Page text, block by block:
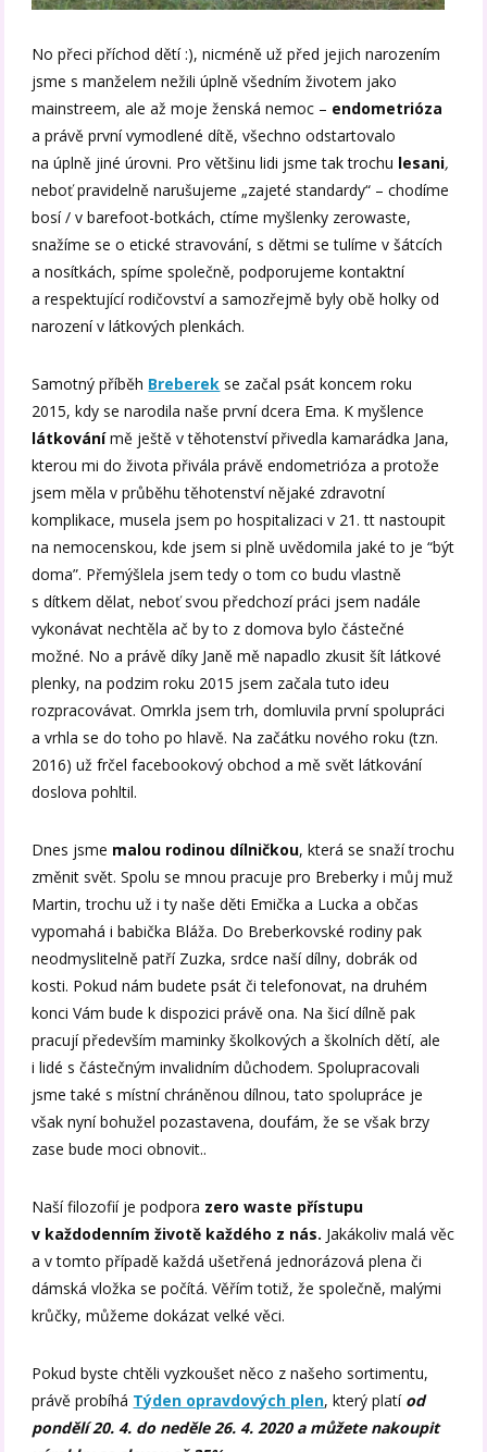
No přeci příchod dětí :), nicméně už před jejich narozením
jsme s manželem nežili úplně všedním životem jako
mainstreem, ale až moje ženská nemoc – endometrióza
a právě první vymodlené dítě, všechno odstartovalo
na úplně jiné úrovni. Pro většinu lidi jsme tak trochu lesani,
neboť pravidelně narušujeme „zajeté standardy“ – chodíme
bosí / v barefoot-botkách, ctíme myšlenky zerowaste,
snažíme se o etické stravování, s dětmi se tulíme v šátcích
a nosítkách, spíme společně, podporujeme kontaktní
a respektující rodičovství a samozřejmě byly obě holky od
narození v látkových plenkách.
Samotný příběh Breberek se začal psát koncem roku
2015, kdy se narodila naše první dcera Ema. K myšlence
látkovánímě ještě v těhotenství přivedla kamarádka Jana,
kterou mi do života přivála právě endometrióza a protože
jsem měla v průběhu těhotenství nějaké zdravotní
komplikace, musela jsem po hospitalizaci v 21. tt nastoupit
na nemocenskou, kde jsem si plně uvědomila jaké to je “být
doma”. Přemýšlela jsem tedy o tom co budu vlastně
s dítkem dělat, neboť svou předchozí práci jsem nadále
vykonávat nechtěla ač by to z domova bylo částečné
možné. No a právě díky Janě mě napadlo zkusit šít látkové
plenky, na podzim roku 2015 jsem začala tuto ideu
rozpracovávat. Omrkla jsem trh, domluvila první spolupráci
a vrhla se do toho po hlavě. Na začátku nového roku (tzn.
2016) už frčel facebookový obchod a mě svět látkování
doslova pohltil.
Dnes jsme malou rodinou dílničkou, která se snaží trochu
změnit svět. Spolu se mnou pracuje pro Breberky i můj muž
Martin, trochu už i ty naše děti Emička a Lucka a občas
vypomahá i babička Bláža. Do Breberkovské rodiny pak
neodmyslitelně patří Zuzka, srdce naší dílny, dobrák od
kosti. Pokud nám budete psát či telefonovat, na druhém
konci Vám bude k dispozici právě ona. Na šicí dílně pak
pracují především maminky školkových a školních dětí, ale
i lidé s částečným invalidním důchodem. Spolupracovali
jsme také s místní chráněnou dílnou, tato spolupráce je
však nyní bohužel pozastavena, doufám, že se však brzy
zase bude moci obnovit..
Naší filozofií je podpora zero waste přístupu
v každodenním životě každého z nás. Jakákoliv malá věc
a v tomto případě každá ušetřená jednorázová plena či
dámská vložka se počítá. Věřím totiž, že společně, malými
krůčky, můžeme dokázat velké věci.
Pokud byste chtěli vyzkoušet něco z našeho sortimentu,
právě probíhá Týden opravdových plen, který platí od
pondělí 20. 4. do neděle 26. 4. 2020 a můžete nakoupit